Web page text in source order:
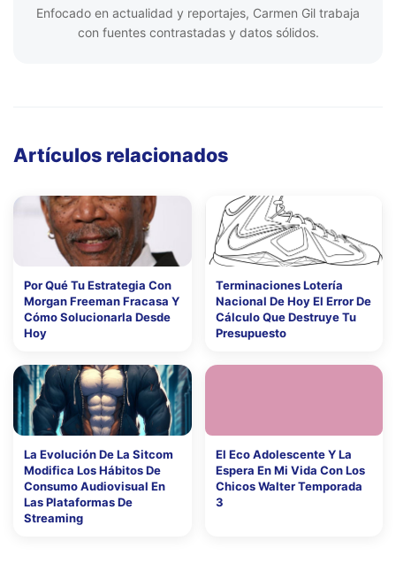
Enfocado en actualidad y reportajes, Carmen Gil trabaja
con fuentes contrastadas y datos sólidos.
Artículos relacionados
Por Qué Tu Estrategia Con
Morgan Freeman Fracasa Y
Cómo Solucionarla Desde
Hoy
Terminaciones Lotería
Nacional De Hoy El Error De
Cálculo Que Destruye Tu
Presupuesto
La Evolución De La Sitcom
Modifica Los Hábitos De
Consumo Audiovisual En
Las Plataformas De
Streaming
El Eco Adolescente Y La
Espera En Mi Vida Con Los
Chicos Walter Temporada
3